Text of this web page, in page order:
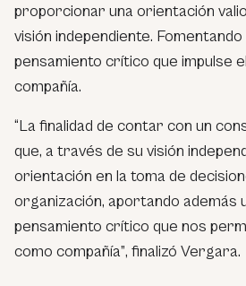
proporcionar una orientación
visión independiente.
pensamiento crítico que impulse
compañía.
“La finalidad de contar con un
que, a través de su visión
orientación en la toma de
organización, aportando además
pensamiento crítico que nos
como compañía”, finalizó Vergara.